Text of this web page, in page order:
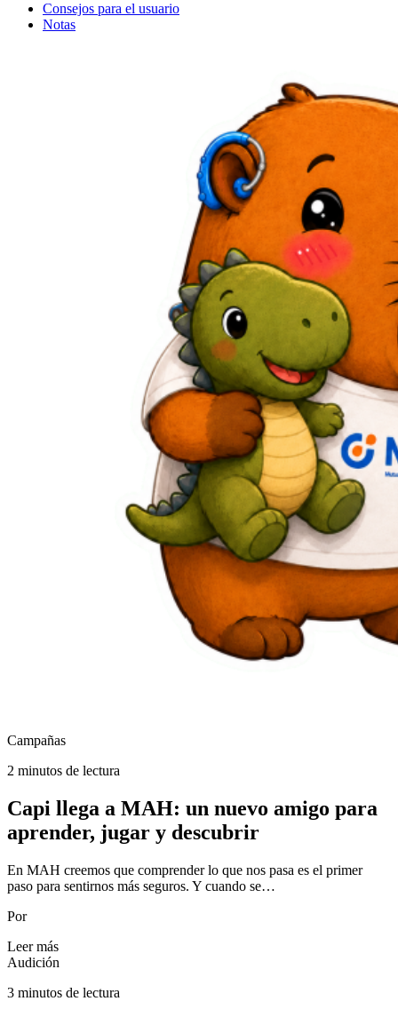
Consejos para el usuario
Notas
Campañas
2 minutos de lectura
Capi llega a MAH: un nuevo amigo para
aprender, jugar y descubrir
En MAH creemos que comprender lo que nos pasa es el primer
paso para sentirnos más seguros. Y cuando se…
Por
Leer más
Audición
3 minutos de lectura